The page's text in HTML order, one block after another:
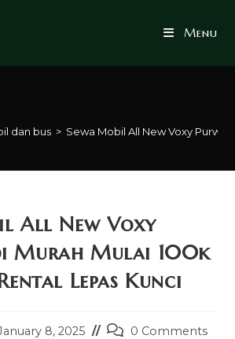
Menu
dan bus > Sewa Mobil All New Voxy
All New Voxy
Murah Mulai 100k
Lepas Kunci
8, 2025
Post0 Comments